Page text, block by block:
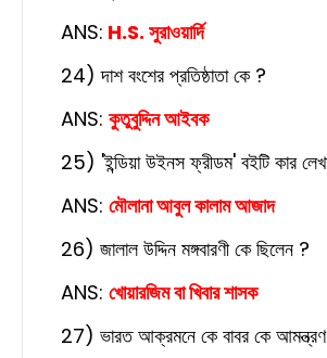
ANS: H.S. সুরাওয়ার্দি
24) দাশ বংশের প্রতিষ্ঠাতা কে ?
ANS: কুতুবুদ্দিন আইবক
25) 'ইন্ডিয়া উইনস ফ্রীডম' বইটি কার
ANS: মৌলানা আবুল কালাম আজাদ
26) জালাল উদ্দিন মঙ্গবারণী কে ছিলেন ?
ANS: খোয়ারজিম বা খিবার শাসক
27) ভারত আক্রমনে কে বাবর কে আমন্ত্রণ